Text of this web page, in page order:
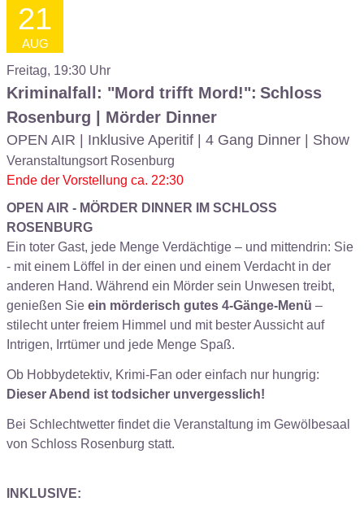
21
AUG
Freitag, 19:30 Uhr
Kriminalfall: "Mord trifft Mord!": Schloss
Rosenburg | Mörder Dinner
OPEN AIR | Inklusive Aperitif | 4 Gang Dinner | Show
Veranstaltungsort Rosenburg
Ende der Vorstellung ca. 22:30
OPEN AIR - MÖRDER DINNER IM SCHLOSS
ROSENBURG
Ein toter Gast, jede Menge Verdächtige – und mittendrin: Sie
- mit einem Löffel in der einen und einem Verdacht in der
anderen Hand. Während ein Mörder sein Unwesen treibt,
genießen Sie ein mörderisch gutes 4-Gänge-Menü –
stilecht unter freiem Himmel und mit bester Aussicht auf
Intrigen, Irrtümer und jede Menge Spaß.
Ob Hobbydetektiv, Krimi-Fan oder einfach nur hungrig:
Dieser Abend ist todsicher unvergesslich!
Bei Schlechtwetter findet die Veranstaltung im Gewölbesaal
von Schloss Rosenburg statt.
INKLUSIVE: